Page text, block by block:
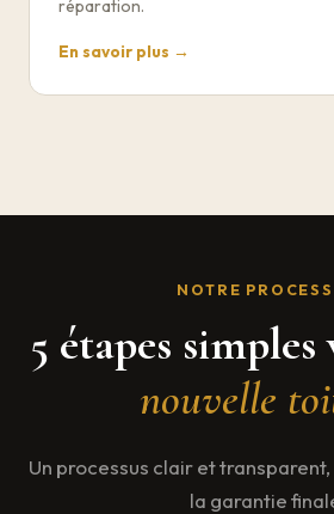
réparation.
En savoir plus →
NOTRE
5 étapes
nouvelle
Un processus clair et
la garantie